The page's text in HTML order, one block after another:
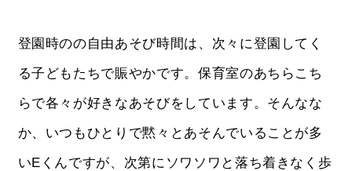
登園時のの自由あそび時間は、次々に登園してく
る子どもたちで賑やかです。保育室のあちらこち
らで各々が好きなあそびをしています。そんなな
か、いつもひとりで黙々とあそんでいることが多
いEくんですが、次第にソワソワと落ち着きなく歩